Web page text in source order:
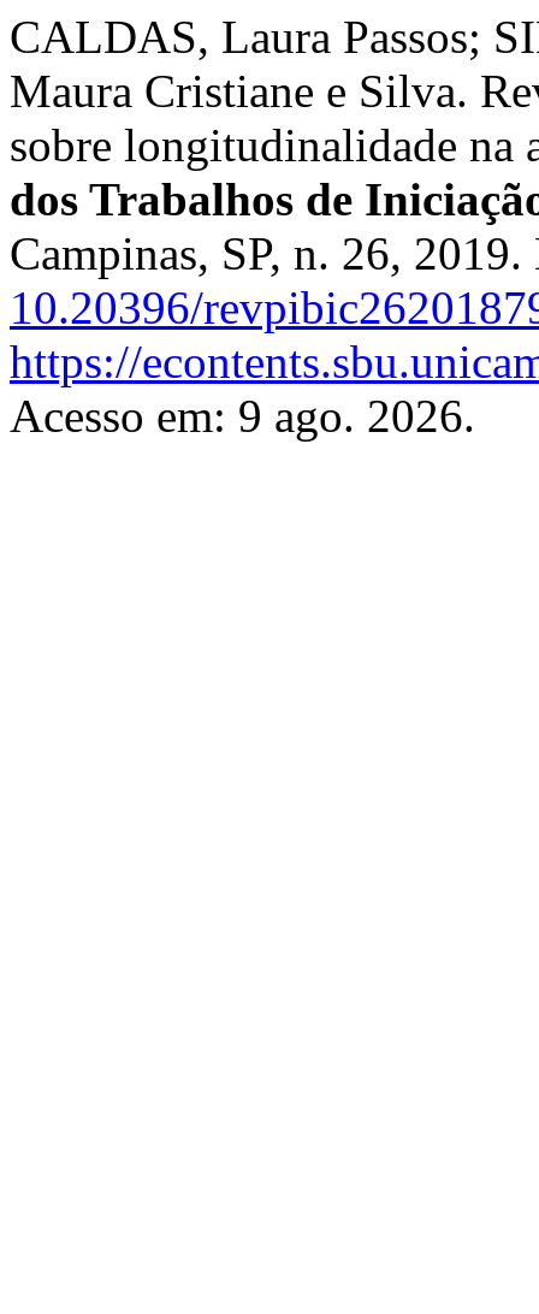
CALDAS, Laura Passos;
Maura Cristiane e Silva.
sobre longitudinalidade na
dos Trabalhos de
Campinas, SP, n. 26,
10.20396/
https://
Acesso em: 9 ago. 2026.